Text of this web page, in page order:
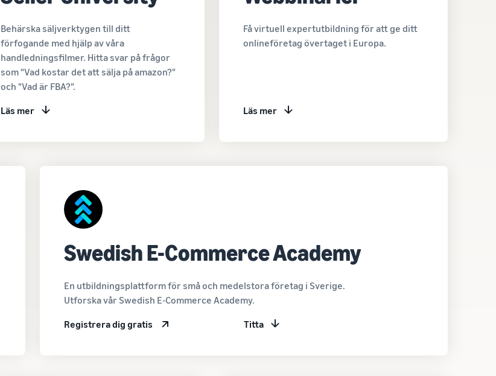
Behärska säljverktygen till ditt
förfogande med hjälp av våra
handledningsfilmer. Hitta svar på frågor
som "Vad kostar det att sälja på amazon?"
och "Vad är FBA?".
Läs mer
Få virtuell expertutbildning för att ge ditt
onlineföretag övertaget i Europa.
Läs mer
Swedish E-Commerce Academy
En utbildningsplattform för små och medelstora företag i Sverige.
Utforska vår Swedish E-Commerce Academy.
Registrera dig gratis
Titta